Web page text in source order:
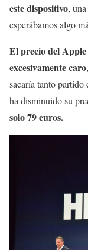
este dispositivo,
esperábamos algo
El precio del
excesivamente caro
sacaría tanto
ha disminuido su
solo 79 euros.